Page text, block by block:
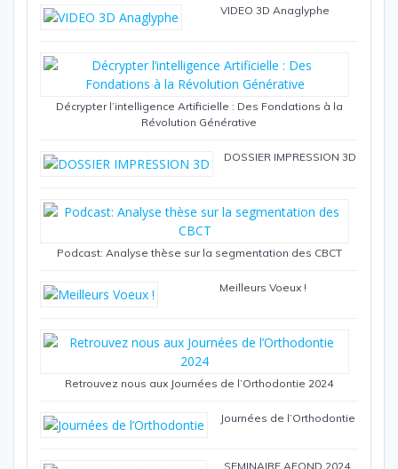
VIDEO 3D Anaglyphe
Décrypter l’intelligence Artificielle : Des Fondations à la
Révolution Générative
DOSSIER IMPRESSION 3D
Podcast: Analyse thèse sur la segmentation des CBCT
Meilleurs Voeux !
Retrouvez nous aux Journées de l’Orthodontie 2024
Journées de l’Orthodontie
SEMINAIRE AFOND 2024